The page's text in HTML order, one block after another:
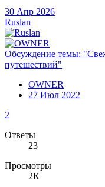
30 Апр 2026
Ruslan
Обсуждение темы:
путешествий"
OWNER
27 Июл 2022
2
Ответы
23
Просмотры
2К